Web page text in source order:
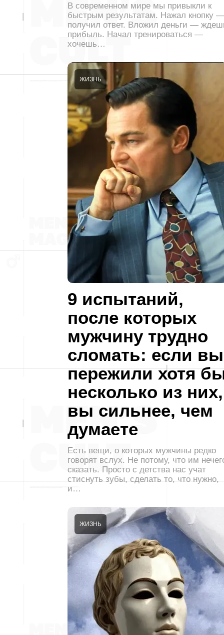
В современном мире мы привыкли к
быстрым результатам. Нажал кнопку —
получил ответ. Вложил деньги —
прибыль. Начал тренироваться —
хочешь…
9 испытаний,
после которых
мужчину трудно
сломать: если вы
пережили хотя
несколько из них,
вы сильнее, чем
думаете
ЖИЗНЬ
Есть вещи, о которых мужчины редко
говорят вслух. Не потому, что им
сказать. Просто с детства нас учат
стиснуть зубы, сделать то, что нужно,
и…
ЖИЗНЬ